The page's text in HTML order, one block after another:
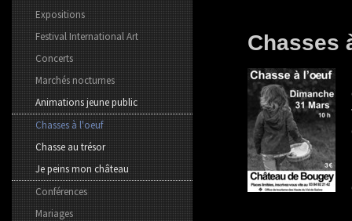
Expositions
Festival International Art
Concerts
Marchés nocturnes
Animations jeune public
Chasses à l'oeuf
Chasse au trésor
Je peins mon château
Conférences
Mariages
Chasses